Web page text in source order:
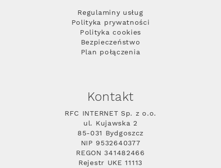
Regulaminy usług
Polityka prywatności
Polityka cookies
Bezpieczeństwo
Plan połączenia
Kontakt
RFC INTERNET Sp. z o.o.
ul. Kujawska 2
85-031 Bydgoszcz
NIP 9532640377
REGON 341482466
Rejestr UKE 11113